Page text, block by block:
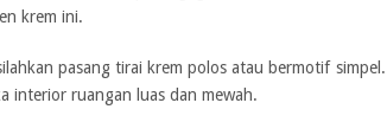
krem ini.
pasang tirai krem polos atau bermotif simpel.
interior ruangan luas dan mewah.